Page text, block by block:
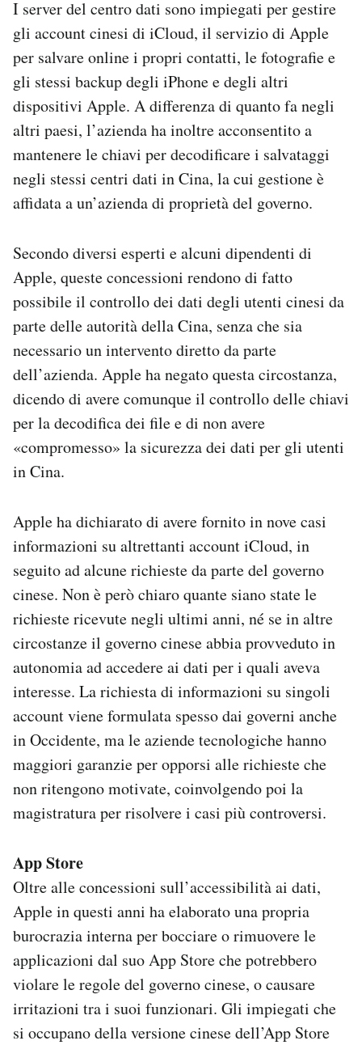
I server del centro dati sono impiegati per gestire
gli account cinesi di iCloud, il servizio di Apple
per salvare online i propri contatti, le fotografie e
gli stessi backup degli iPhone e degli altri
dispositivi Apple. A differenza di quanto fa negli
altri paesi, l’azienda ha inoltre acconsentito a
mantenere le chiavi per decodificare i salvataggi
negli stessi centri dati in Cina, la cui gestione è
affidata a un’azienda di proprietà del governo.
Secondo diversi esperti e alcuni dipendenti di
Apple, queste concessioni rendono di fatto
possibile il controllo dei dati degli utenti cinesi da
parte delle autorità della Cina, senza che sia
necessario un intervento diretto da parte
dell’azienda. Apple ha negato questa circostanza,
dicendo di avere comunque il controllo delle chiavi
per la decodifica dei file e di non avere
«compromesso» la sicurezza dei dati per gli utenti
in Cina.
Apple ha dichiarato di avere fornito in nove casi
informazioni su altrettanti account iCloud, in
seguito ad alcune richieste da parte del governo
cinese. Non è però chiaro quante siano state le
richieste ricevute negli ultimi anni, né se in altre
circostanze il governo cinese abbia provveduto in
autonomia ad accedere ai dati per i quali aveva
interesse. La richiesta di informazioni su singoli
account viene formulata spesso dai governi anche
in Occidente, ma le aziende tecnologiche hanno
maggiori garanzie per opporsi alle richieste che
non ritengono motivate, coinvolgendo poi la
magistratura per risolvere i casi più controversi.
App Store
Oltre alle concessioni sull’accessibilità ai dati,
Apple in questi anni ha elaborato una propria
burocrazia interna per bocciare o rimuovere le
applicazioni dal suo App Store che potrebbero
violare le regole del governo cinese, o causare
irritazioni tra i suoi funzionari. Gli impiegati che
si occupano della versione cinese dell’App Store